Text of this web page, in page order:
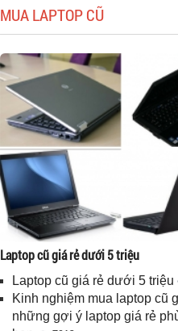
MUA LAPTOP CŨ
Laptop cũ giá rẻ dưới 5 triệu
Laptop cũ giá rẻ dưới 5 triệu
Kinh nghiệm mua laptop cũ
những gợi ý laptop giá rẻ